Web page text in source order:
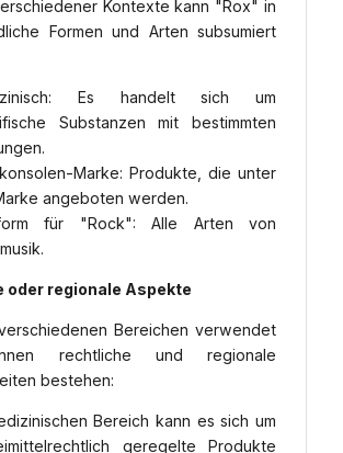
Kontexte kann "Rox" in
Formen und Arten subsumiert
Es handelt sich um
Substanzen mit bestimmten
Marke: Produkte, die unter
angeboten werden.
für "Rock": Alle Arten von
oder regionale Aspekte
Bereichen verwendet
rechtliche und regionale
bestehen:
Bereich kann es sich um
geregelte Produkte